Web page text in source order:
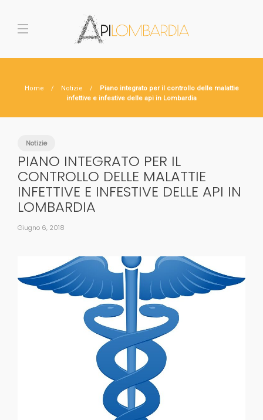
Home Notizie
Piano integrato per il controllo delle malattie
infettive e infestive delle api in Lombardia
Notizie
PIANO INTEGRATO PER IL
CONTROLLO DELLE MALATTIE
INFETTIVE E INFESTIVE DELLE API IN
LOMBARDIA
Giugno 6, 2018